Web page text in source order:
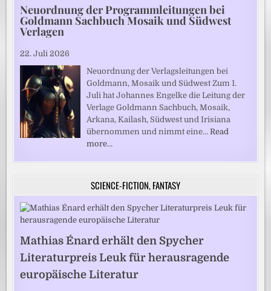
Neuordnung der Programmleitungen bei
Goldmann Sachbuch Mosaik und Südwest
Verlagen
22. Juli 2026
Neuordnung der Verlagsleitungen bei
Goldmann, Mosaik und Südwest Zum 1.
Juli hat Johannes Engelke die Leitung der
Verlage Goldmann Sachbuch, Mosaik,
Arkana, Kailash, Südwest und Irisiana
übernommen und nimmt eine…Read
more…
SCIENCE-FICTION, FANTASY
Mathias Énard erhält den Spycher
Literaturpreis Leuk für herausragende
europäische Literatur